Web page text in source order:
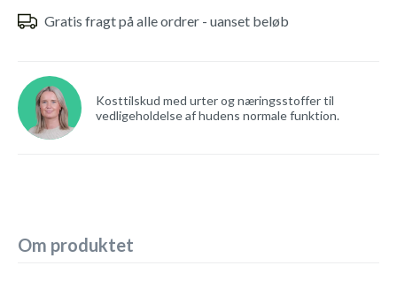
Gratis fragt på alle ordrer - uanset beløb
Kosttilskud med urter og næringsstoffer til
vedligeholdelse af hudens normale funktion.
Om produktet